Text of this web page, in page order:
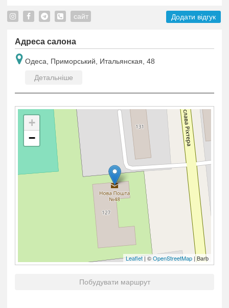
сайт Додати відгук
Адреса салона
Одеса, Приморський, Итальянская, 48
Детальніше
+
−
Leaflet| ©OpenStreetMap | Barb
Побудувати маршрут